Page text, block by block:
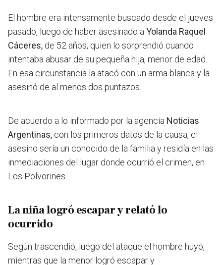
El hombre era intensamente buscado desde el jueves
pasado, luego de haber asesinado a Yolanda Raquel
Cáceres, de 52 años, quien lo sorprendió cuando
intentaba abusar de su pequeña hija, menor de edad.
En esa circunstancia la atacó con un arma blanca y la
asesinó de al menos dos puntazos.
De acuerdo a lo informado por la agencia Noticias
Argentinas, con los primeros datos de la causa, el
asesino sería un conocido de la familia y residía en las
inmediaciones del lugar donde ocurrió el crimen, en
Los Polvorines.
La niña logró escapar y relató lo
ocurrido
Según trascendió, luego del ataque el hombre huyó,
mientras que la menor logró escapar y